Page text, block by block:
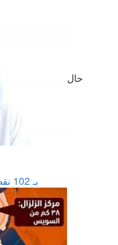
حال
«الشراع» يحصل على بلاتينية LEED بـ 102 نقطة